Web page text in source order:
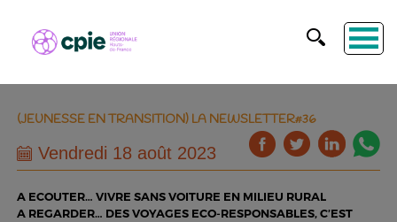
(JEUNESSE EN TRANSITION) LA NEWSLETTER#36
Vendredi 18 août 2023
A ECOUTER… VIVRE SANS VOITURE EN MILIEU RURAL
A REGARDER… DES VOYAGES ECO-RESPONSABLES, C’EST